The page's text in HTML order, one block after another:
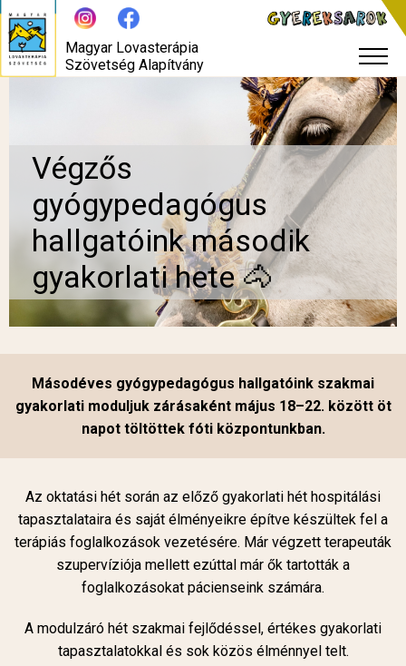
Magyar Lovasterápia
Szövetség Alapítvány
Végzős
gyógypedagógus
hallgatóink második
gyakorlati hete 🐴
Másodéves gyógypedagógus hallgatóink szakmai
gyakorlati moduljuk zárásaként május 18–22. között öt
napot töltöttek fóti központunkban.
Az oktatási hét során az előző gyakorlati hét hospitálási
tapasztalataira és saját élményeikre építve készültek fel a
terápiás foglalkozások vezetésére. Már végzett terapeuták
szupervíziója mellett ezúttal már ők tartották a
foglalkozásokat pácienseink számára.
A modulzáró hét szakmai fejlődéssel, értékes gyakorlati
tapasztalatokkal és sok közös élménnyel telt.